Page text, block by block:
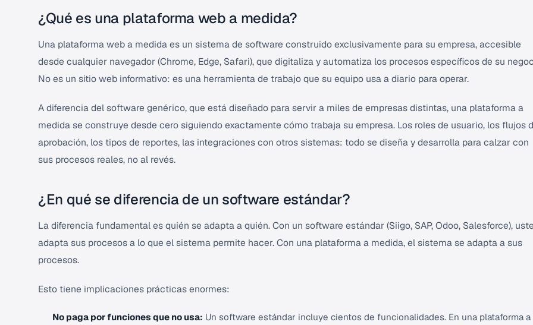
¿Qué es una plataforma web a medida?
Una plataforma web a medida es un sistema de software construido exclusivamente para su empresa, accesible
desde cualquier navegador (Chrome, Edge, Safari), que digitaliza y automatiza los procesos específicos de su
No es un sitio web informativo: es una herramienta de trabajo que su equipo usa a diario para operar.
A diferencia del software genérico, que está diseñado para servir a miles de empresas distintas, una plataforma a
medida se construye desde cero siguiendo exactamente cómo trabaja su empresa. Los roles de usuario, los flujos
aprobación, los tipos de reportes, las integraciones con otros sistemas: todo se diseña y desarrolla para calzar con
sus procesos reales, no al revés.
¿En qué se diferencia de un software estándar?
La diferencia fundamental es quién se adapta a quién. Con un software estándar (Siigo, SAP, Odoo, Salesforce),
adapta sus procesos a lo que el sistema permite hacer. Con una plataforma a medida, el sistema se adapta a sus
procesos.
Esto tiene implicaciones prácticas enormes:
No paga por funciones que no usa: Un software estándar incluye cientos de funcionalidades. En una plataforma a